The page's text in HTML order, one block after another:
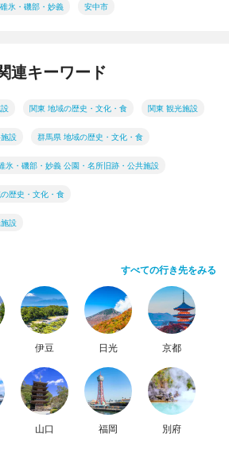
氷・磯部・妙義 安中市
連キーワード
関東 地域の歴史・文化・食 関東 観光施設
設 群馬県 地域の歴史・文化・食
氷・磯部・妙義 公園・名所旧跡・公共施設
歴史・文化・食
設
すべての行き先をみる
伊豆 日光 京都
山口 福岡 別府